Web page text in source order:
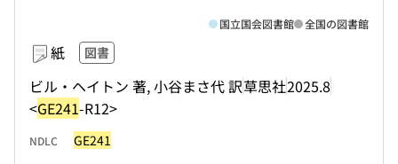
紙 図書
ビル・ヘイトン 著, 小谷まさ代 訳草思社2025.8
<GE241-R12>
国立国会図書館 全国の図書館
NDLC GE241